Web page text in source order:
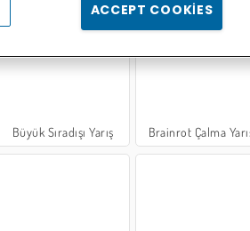
Minibüs Şoförü Ono Card Game
Büyük Sıradışı Yarış Brainrot Çalma
ACCEPT COOKIES